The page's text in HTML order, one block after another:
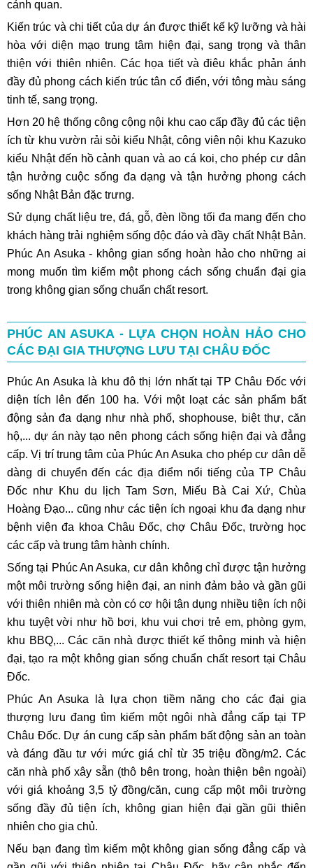
cảnh quan.
Kiến trúc và chi tiết của dự án được thiết kế kỹ lưỡng và hài
hòa với diện mạo trung tâm hiện đại, sang trọng và thân
thiện với thiên nhiên. Các họa tiết và điêu khắc phản ánh
đầy đủ phong cách kiến ​​trúc tân cổ điển, với tông màu sáng
tinh tế, sang trọng.
Hơn 20 hệ thống công cộng nội khu cao cấp đầy đủ các tiện
ích từ khu vườn rải sỏi kiểu Nhật, công viên nội khu Kazuko
kiểu Nhật đến hồ cảnh quan và ao cá koi, cho phép cư dân
tận hưởng cuộc sống đa dạng và tận hưởng phong cách
sống Nhật Bản đặc trưng.
Sử dụng chất liệu tre, đá, gỗ, đèn lồng tối đa mang đến cho
khách hàng trải nghiệm sống độc đáo và đầy chất Nhật Bản.
Phúc An Asuka - không gian sống hoàn hảo cho những ai
mong muốn tìm kiếm một phong cách sống chuẩn đại gia
trong không gian sống chuẩn chất resort.
PHÚC AN ASUKA - LỰA CHỌN HOÀN HẢO CHO
CÁC ĐẠI GIA THƯỢNG LƯU TẠI CHÂU ĐỐC
Phúc An Asuka là khu đô thị lớn nhất tại TP Châu Đốc với
diện tích lên đến 100 ha. Với một loạt các sản phẩm bất
động sản đa dạng như nhà phố, shophouse, biệt thự, căn
hộ,... dự án này tạo nên phong cách sống hiện đại và đẳng
cấp. Vị trí trung tâm của Phúc An Asuka cho phép cư dân dễ
dàng di chuyển đến các địa điểm nổi tiếng của TP Châu
Đốc như Khu du lịch Tam Sơn, Miếu Bà Cai Xứ, Chùa
Hoàng Đạo... cũng như các tiện ích ngoại khu đa dạng như
bệnh viện đa khoa Châu Đốc, chợ Châu Đốc, trường học
các cấp và trung tâm hành chính.
Sống tại Phúc An Asuka, cư dân không chỉ được tận hưởng
một môi trường sống hiện đại, an ninh đảm bảo và gần gũi
với thiên nhiên mà còn có cơ hội tận dụng nhiều tiện ích nội
khu tuyệt vời như hồ bơi, khu vui chơi trẻ em, phòng gym,
khu BBQ,... Các căn nhà được thiết kế thông minh và hiện
đại, tạo ra một không gian sống chuẩn chất resort tại Châu
Đốc.
Phúc An Asuka là lựa chọn tiềm năng cho các đại gia
thượng lưu đang tìm kiếm một ngôi nhà đẳng cấp tại TP
Châu Đốc. Dự án cung cấp sản phẩm bất động sản an toàn
và đáng đầu tư với mức giá chỉ từ 35 triệu đồng/m2. Các
căn nhà phố xây sẵn (thô bên trong, hoàn thiện bên ngoài)
với giá khoảng 3,5 tỷ đồng/căn, cung cấp một môi trường
sống đầy đủ tiện ích, không gian hiện đại gần gũi thiên
nhiên cho gia chủ.
Nếu bạn đang tìm kiếm một không gian sống đẳng cấp và